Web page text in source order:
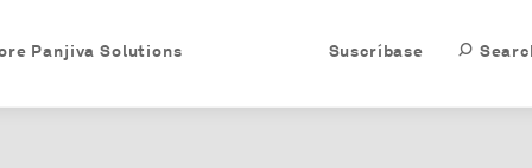
Suscríbase
Panjiva Solutions